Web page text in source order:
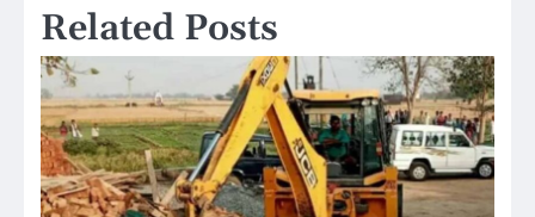
Related Posts